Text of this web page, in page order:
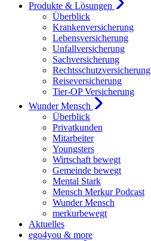
Produkte & Lösungen
Überblick
Krankenversicherung
Lebensversicherung
Unfallversicherung
Sachversicherung
Rechtsschutzversicherung
Reiseversicherung
Tier-OP Versicherung
Wunder Mensch
Überblick
Privatkunden
Mitarbeiter
Youngsters
Wirtschaft bewegt
Gemeinde bewegt
Mental Stark
Mensch Merkur Podcast
Wunder Mensch
merkurbewegt
Aktuelles
ego4you & more